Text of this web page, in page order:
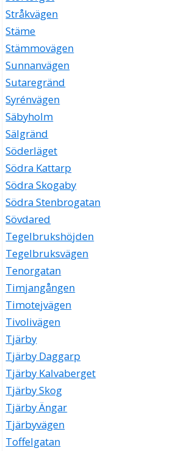
Stråkvägen
Stäme
Stämmovägen
Sunnanvägen
Sutaregränd
Syrénvägen
Säbyholm
Sälgränd
Söderläget
Södra Kattarp
Södra Skogaby
Södra Stenbrogatan
Sövdared
Tegelbrukshöjden
Tegelbruksvägen
Tenorgatan
Timjangången
Timotejvägen
Tivolivägen
Tjärby
Tjärby Daggarp
Tjärby Kalvaberget
Tjärby Skog
Tjärby Ängar
Tjärbyvägen
Toffelgatan